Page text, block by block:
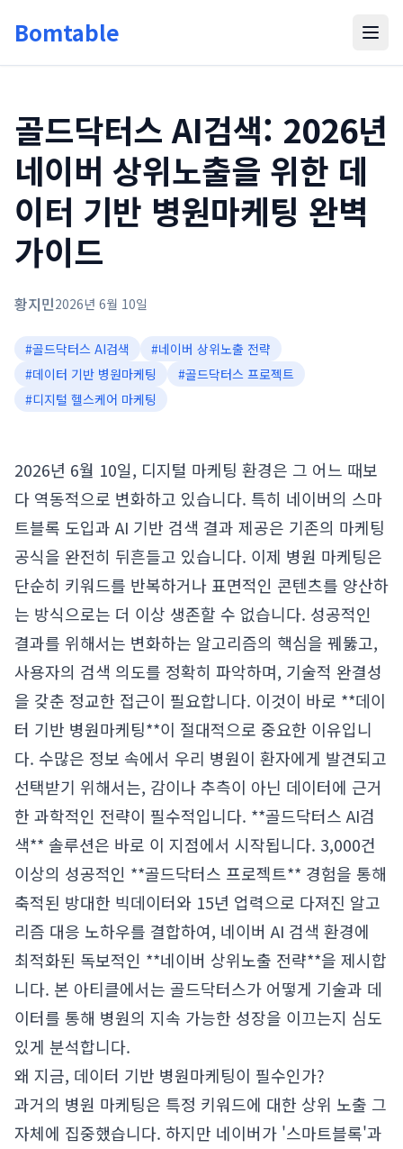
Bomtable
골드닥터스 AI검색: 2026년
네이버 상위노출을 위한 데
이터 기반 병원마케팅 완벽
가이드
황지민2026년 6월 10일
#골드닥터스 AI검색 #네이버 상위노출 전략
#데이터 기반 병원마케팅 #골드닥터스 프로젝트
#디지털 헬스케어 마케팅
2026년 6월 10일, 디지털 마케팅 환경은 그 어느 때보
다 역동적으로 변화하고 있습니다. 특히 네이버의 스마
트블록 도입과 AI 기반 검색 결과 제공은 기존의 마케팅
공식을 완전히 뒤흔들고 있습니다. 이제 병원 마케팅은
단순히 키워드를 반복하거나 표면적인 콘텐츠를 양산하
는 방식으로는 더 이상 생존할 수 없습니다. 성공적인
결과를 위해서는 변화하는 알고리즘의 핵심을 꿰뚫고,
사용자의 검색 의도를 정확히 파악하며, 기술적 완결성
을 갖춘 정교한 접근이 필요합니다. 이것이 바로 **데이
터 기반 병원마케팅**이 절대적으로 중요한 이유입니
다. 수많은 정보 속에서 우리 병원이 환자에게 발견되고
선택받기 위해서는, 감이나 추측이 아닌 데이터에 근거
한 과학적인 전략이 필수적입니다. **골드닥터스 AI검
색** 솔루션은 바로 이 지점에서 시작됩니다. 3,000건
이상의 성공적인 **골드닥터스 프로젝트** 경험을 통해
축적된 방대한 빅데이터와 15년 업력으로 다져진 알고
리즘 대응 노하우를 결합하여, 네이버 AI 검색 환경에
최적화된 독보적인 **네이버 상위노출 전략**을 제시합
니다. 본 아티클에서는 골드닥터스가 어떻게 기술과 데
이터를 통해 병원의 지속 가능한 성장을 이끄는지 심도
있게 분석합니다.
왜 지금, 데이터 기반 병원마케팅이 필수인가?
과거의 병원 마케팅은 특정 키워드에 대한 상위 노출 그
자체에 집중했습니다. 하지만 네이버가 '스마트블록'과